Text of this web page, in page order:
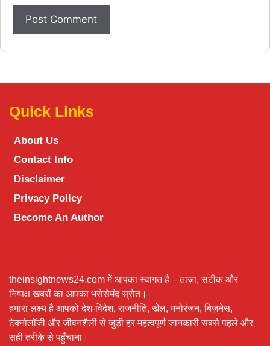
Quick Links
About Us
Contact Info
Disclaimer
Privacy Policy
Become An Author
theinsightnews24.com में आपका स्वागत है – ताज़ा, सटीक और
निष्पक्ष खबरों का आपका भरोसेमंद स्रोत।
हमारा लक्ष्य है आपको देश-विदेश, राजनीति, खेल, मनोरंजन, बिज़नेस,
टेक्नोलॉजी और जीवनशैली से जुड़ी हर महत्वपूर्ण जानकारी सबसे पहले और
सही तरीके से पहुँचाना।